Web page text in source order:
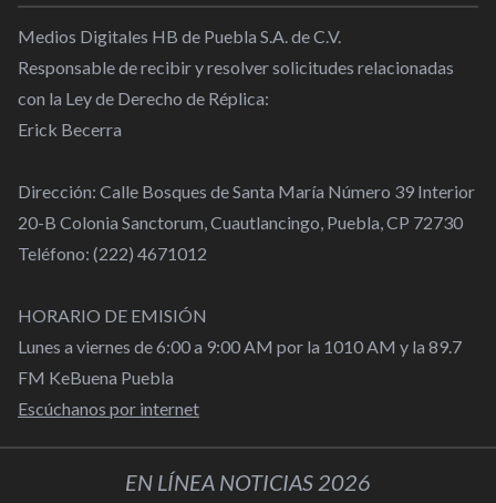
Medios Digitales HB de Puebla S.A. de C.V.
Responsable de recibir y resolver solicitudes relacionadas
con la Ley de Derecho de Réplica:
Erick Becerra
Dirección: Calle Bosques de Santa María Número 39 Interior
20-B Colonia Sanctorum, Cuautlancingo, Puebla, CP 72730
Teléfono: (222) 4671012
HORARIO DE EMISIÓN
Lunes a viernes de 6:00 a 9:00 AM por la 1010 AM y la 89.7
FM KeBuena Puebla
Escúchanos por internet
EN LÍNEA NOTICIAS 2026